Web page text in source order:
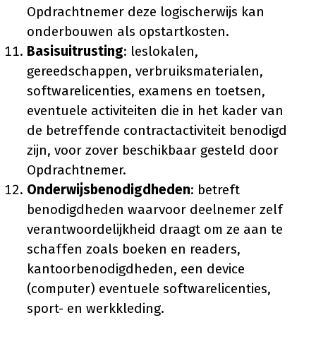
Opdrachtnemer deze logischerwijs kan
onderbouwen als opstartkosten.
Basisuitrusting: leslokalen,
gereedschappen, verbruiksmaterialen,
softwarelicenties, examens en toetsen,
eventuele activiteiten die in het kader van
de betreffende contractactiviteit benodigd
zijn, voor zover beschikbaar gesteld door
Opdrachtnemer.
Onderwijsbenodigdheden: betreft
benodigdheden waarvoor deelnemer zelf
verantwoordelijkheid draagt om ze aan te
schaffen zoals boeken en readers,
kantoorbenodigdheden, een device
(computer) eventuele softwarelicenties,
sport- en werkkleding.